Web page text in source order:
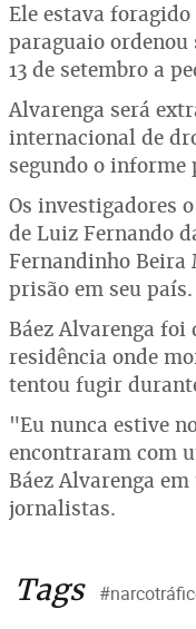
Ele estava
paraguaio
13 de setembro a
Alvarenga será
internacional de
segundo o informe
Os investigadores
de Luiz Fernando
Fernandinho Beira
prisão em seu país.
Báez Alvarenga
residência onde
tentou fugir
"Eu nunca estive
encontraram com
Báez Alvarenga
jornalistas.
Tags